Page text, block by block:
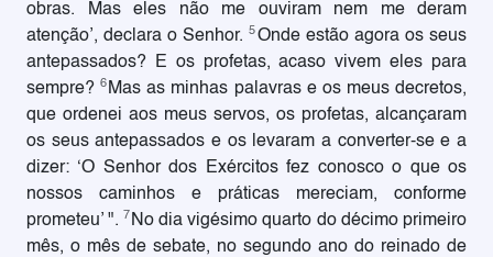
obras. Mas eles não me ouviram nem me deram
atenção’, declara o Senhor.5Onde estão agora os seus
antepassados? E os profetas, acaso vivem eles para
sempre?6 Mas as minhas palavras e os meus decretos,
que ordenei aos meus servos, os profetas, alcançaram
os seus antepassados e os levaram a converter-se e a
dizer: ‘O Senhor dos Exércitos fez conosco o que os
nossos caminhos e práticas mereciam, conforme
prometeu’ ". 7 No dia vigésimo quarto do décimo primeiro
mês, o mês de sebate, no segundo ano do reinado de